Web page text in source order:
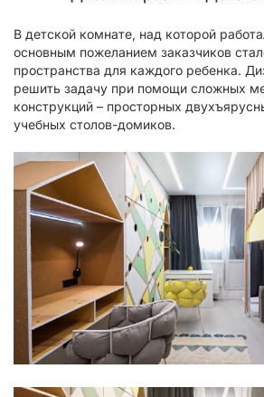
В детской комнате, над которой
основным пожеланием заказчиков
пространства для каждого ребенка.
решить задачу при помощи сложных
конструкций – просторных
учебных столов-домиков.